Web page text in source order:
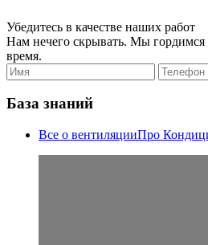
Убедитесь в качестве наших работ
Нам нечего скрывать. Мы гордимся
время.
База знаний
Все о вентиляцииПро